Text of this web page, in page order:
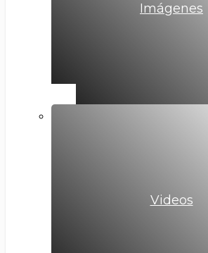
Imágenes
Videos